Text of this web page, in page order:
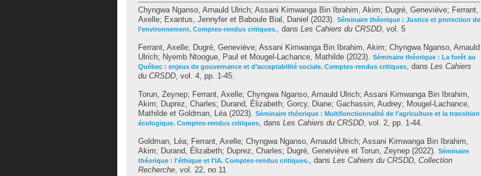
Chyngwa Nganso, Arnauld Ulrich; Assani Kimwanga Bin Ibrahim, Akim; Dugré, Geneviève; Ferrant,
Axelle; Exantus, Jennyfer et Baboule Bial, Daniel (2023). Séminaire théorique : Justice et protection de
l’environnement. Comptes-rendus critiques., dans Les Cahiers du CRSDD, vol. 5
Ferrant, Axelle; Dugré, Geneviève; Assani Kimwanga Bin Ibrahim, Akim; Chyngwa Nganso, Arnauld
Ulrich; Nyemb Ntoogue, Paul et Mougel-Lachance, Mathilde (2023). Séminaire théorique : La forêt au
Québec : enjeux de gouvernance et d’acceptabilité sociale. Comptes-rendus critiques, dans Les Cahiers
du CRSDD, vol. 4, pp. 1-45.
Torun, Zeynep; Ferrant, Axelle; Chyngwa Nganso, Arnauld Ulrich; Assani Kimwanga Bin Ibrahim,
Akim; Duprez, Charles; Durand, Élizabeth; Gorcy, Diane; Gachassin, Audrey; Mougel-Lachance,
Mathilde et Goldman, Léa(2023). Séminaire théorique : Multifonctionnalité de l’agriculture et la transition
écologique. Comptes-rendus critiques, dans Les Cahiers du CRSDD, vol. 2, pp. 1-44.
Goldman, Léa; Ferrant, Axelle; Chyngwa Nganso, Arnauld Ulrich; Assani Kimwanga Bin Ibrahim,
Akim; Durand, Élizabeth; Duprez, Charles; Dugré, Geneviève et Torun, Zeynep (2022). Séminaire
théorique : l'éthique et l'IA. Comptes-rendus critiques., dans Les Cahiers du CRSDD, Collection
Recherche, vol. 22, no 11